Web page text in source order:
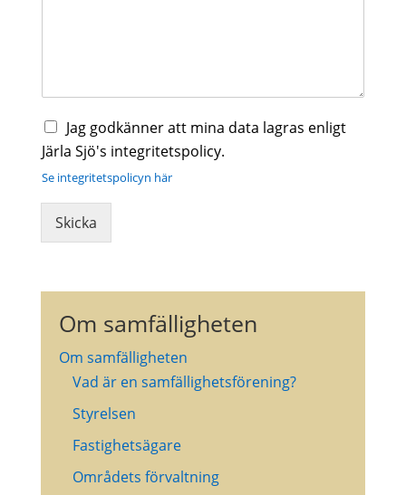
K
r
y
s
r
Jag godkänner att mina data lagras enligt
Järla Sjö's integritetspolicy.
Se integritetspolicyn här
Skicka
Om samfälligheten
Om samfälligheten
Vad är en samfällighetsförening?
Styrelsen
Fastighetsägare
Områdets förvaltning